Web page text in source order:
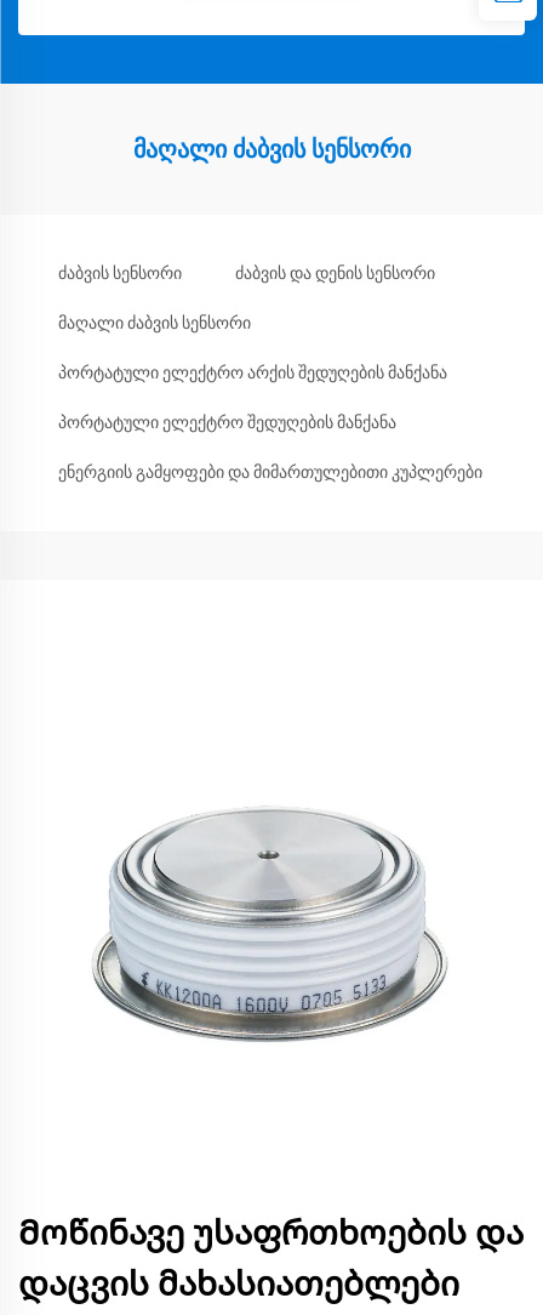
მაღალი ძაბვის სენსორი
ძაბვის სენსორი ძაბვის და დენის სენსორი
მაღალი ძაბვის სენსორი
პორტატული ელექტრო არქის შედუღების მანქანა
პორტატული ელექტრო შედუღების მანქანა
ენერგიის გამყოფები და მიმართულებითი კუპლერები
Მოწინავე უსაფრთხოების და
დაცვის მახასიათებლები